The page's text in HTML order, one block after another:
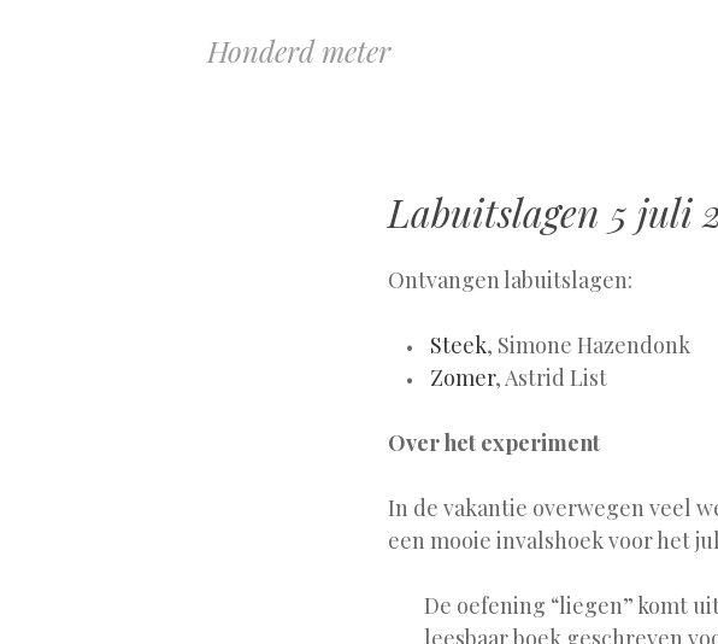
Honderd meter
Labuitslagen 5 juli
Ontvangen labuitslagen:
Steek, Simone Hazendonk
Zomer, Astrid List
Over het experiment
In de vakantie overwegen veel
een mooie invalshoek voor het
De oefening “liegen” komt
leesbaar boek geschreven